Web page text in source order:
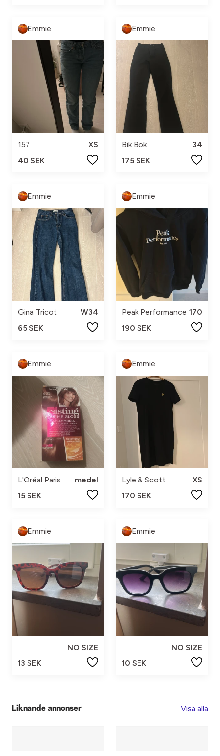
Emmie
157
XS
40 SEK
Emmie
Bik Bok
34
175 SEK
Emmie
Gina Tricot
W34
65 SEK
Emmie
Peak Performance 170
190 SEK
Emmie
L'Oréal Paris
medel
15 SEK
Emmie
Lyle & Scott
XS
170 SEK
Emmie
NO SIZE
13 SEK
Emmie
NO SIZE
10 SEK
Liknande annonser Visa alla